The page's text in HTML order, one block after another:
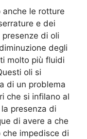
anche le rotture
e dei
di oli
degli
molto più fluidi
oli si
di un problema
che si infilano al
presenza di
di avere a che
impedisce di